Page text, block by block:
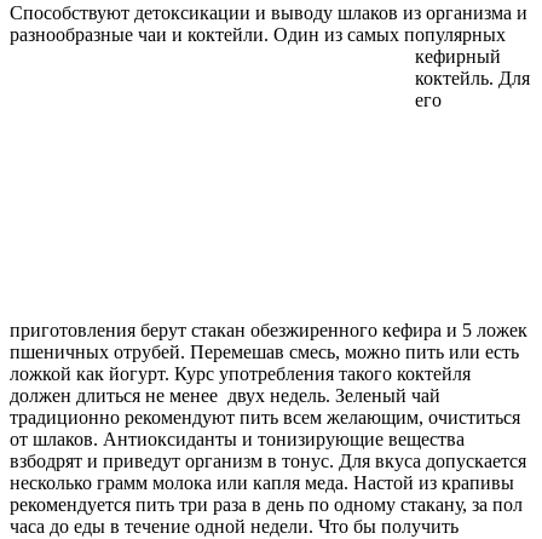
Способствуют детоксикации и выводу шлаков из организма и
разнообразные чаи и коктейли. Один из самых популярных
кефирный
коктейль. Для
его
приготовления берут стакан обезжиренного кефира и 5 ложек
пшеничных отрубей. Перемешав смесь, можно пить или есть
ложкой как йогурт. Курс употребления такого коктейля
должен длиться не менее двух недель. Зеленый чай
традиционно рекомендуют пить всем желающим, очиститься
от шлаков. Антиоксиданты и тонизирующие вещества
взбодрят и приведут организм в тонус. Для вкуса допускается
несколько грамм молока или капля меда. Настой из крапивы
рекомендуется пить три раза в день по одному стакану, за пол
часа до еды в течение одной недели. Что бы получить